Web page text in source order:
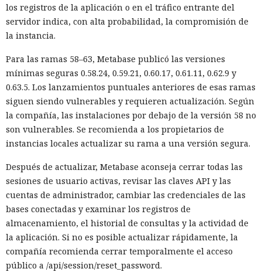
los registros de la aplicación o en el tráfico entrante del
servidor indica, con alta probabilidad, la compromisión de
la instancia.
Para las ramas 58–63, Metabase publicó las versiones
mínimas seguras 0.58.24, 0.59.21, 0.60.17, 0.61.11, 0.62.9 y
0.63.5. Los lanzamientos puntuales anteriores de esas ramas
siguen siendo vulnerables y requieren actualización. Según
la compañía, las instalaciones por debajo de la versión 58 no
son vulnerables. Se recomienda a los propietarios de
instancias locales actualizar su rama a una versión segura.
Después de actualizar, Metabase aconseja cerrar todas las
sesiones de usuario activas, revisar las claves API y las
cuentas de administrador, cambiar las credenciales de las
bases conectadas y examinar los registros de
almacenamiento, el historial de consultas y la actividad de
la aplicación. Si no es posible actualizar rápidamente, la
compañía recomienda cerrar temporalmente el acceso
público a /api/session/reset_password.